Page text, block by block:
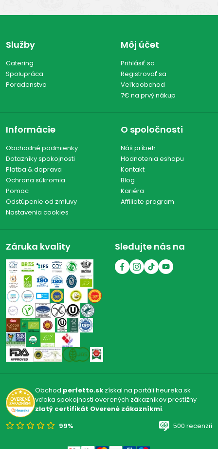
Služby
Catering
Spolupráca
Poradenstvo
Môj účet
Prihlásiť sa
Registrovať sa
Veľkoobchod
7€ na prvý nákup
Informácie
Obchodné podmienky
Dotazníky spokojnosti
Platba & doprava
Ochrana súkromia
Pomoc
Odstúpenie od zmluvy
Nastavenia cookies
O spoločnosti
Náš príbeh
Hodnotenia eshopu
Kontakt
Blog
Kariéra
Affiliate program
Záruka kvality Sledujte nás na
Obchod perfetto.skzískal na portáli heureka.sk
vďaka spokojnosti overených zákazníkov prestížny
zlatý certifikát Overené zákazníkmi.
99%
500 recenzií